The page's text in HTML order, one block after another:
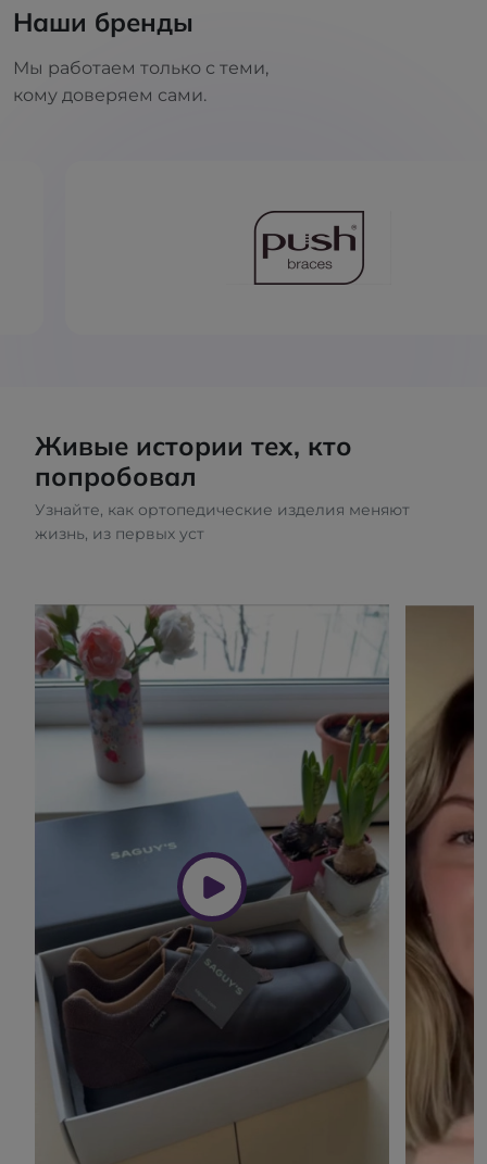
Наши бренды
Мы работаем только с теми,
кому доверяем сами.
Живые истории тех, кто
попробовал
Узнайте, как ортопедические изделия меняют
жизнь, из первых уст